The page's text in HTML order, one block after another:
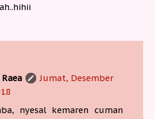
Jumat, Desember
nyesal kemaren cuman